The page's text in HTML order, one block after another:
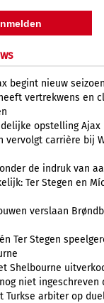
begint nieuw
vertrekwens en
opstelling Ajax
vervolgt carrière bij
de indruk van
Ter Stegen en
verslaan
Ter Stegen
Shelbourne
niet ingeschreven
Turkse arbiter op